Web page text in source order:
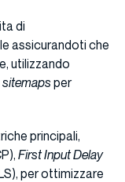
di
assicurandoti che
utilizzando
sitemaps per
principali,
First Input Delay
per ottimizzare